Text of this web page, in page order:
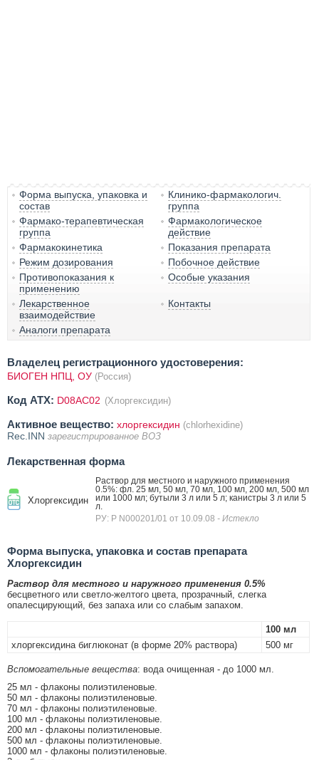
Форма выпуска, упаковка и
состав
Клинико-фармакологич.
группа
Фармако-терапевтическая
группа
Фармакологическое
действие
Фармакокинетика
Показания препарата
Режим дозирования
Побочное действие
Противопоказания к
применению
Особые указания
Лекарственное
взаимодействие
Контакты
Аналоги препарата
Владелец регистрационного удостоверения:
БИОГЕН НПЦ, ОУ (Россия)
Код ATX: D08AC02 (Хлоргексидин)
Активное вещество: хлоргексидин (chlorhexidine)
Rec.INN зарегистрированное ВОЗ
Лекарственная форма
Хлоргексидин
Раствор для местного и наружного применения
0.5%: фл. 25 мл, 50 мл, 70 мл, 100 мл, 200 мл, 500 мл
или 1000 мл; бутыли 3 л или 5 л; канистры 3 л или 5
л.
РУ: Р N000201/01 от 10.09.08 - Истекло
Форма выпуска, упаковка и состав препарата
Хлоргексидин
Раствор для местного и наружного применения 0.5%
бесцветного или светло-желтого цвета, прозрачный, слегка
опалесцирующий, без запаха или со слабым запахом.
100 мл
хлоргексидина биглюконат (в форме 20% раствора)
500 мг
Вспомогательные вещества: вода очищенная - до 1000 мл.
25 мл - флаконы полиэтиленовые.
50 мл - флаконы полиэтиленовые.
70 мл - флаконы полиэтиленовые.
100 мл - флаконы полиэтиленовые.
200 мл - флаконы полиэтиленовые.
500 мл - флаконы полиэтиленовые.
1000 мл - флаконы полиэтиленовые.